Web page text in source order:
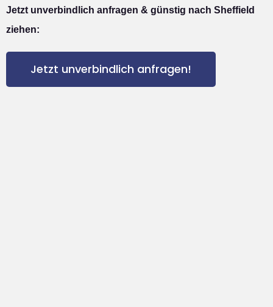
Jetzt unverbindlich anfragen & günstig nach Sheffield
ziehen:
Jetzt unverbindlich anfragen!